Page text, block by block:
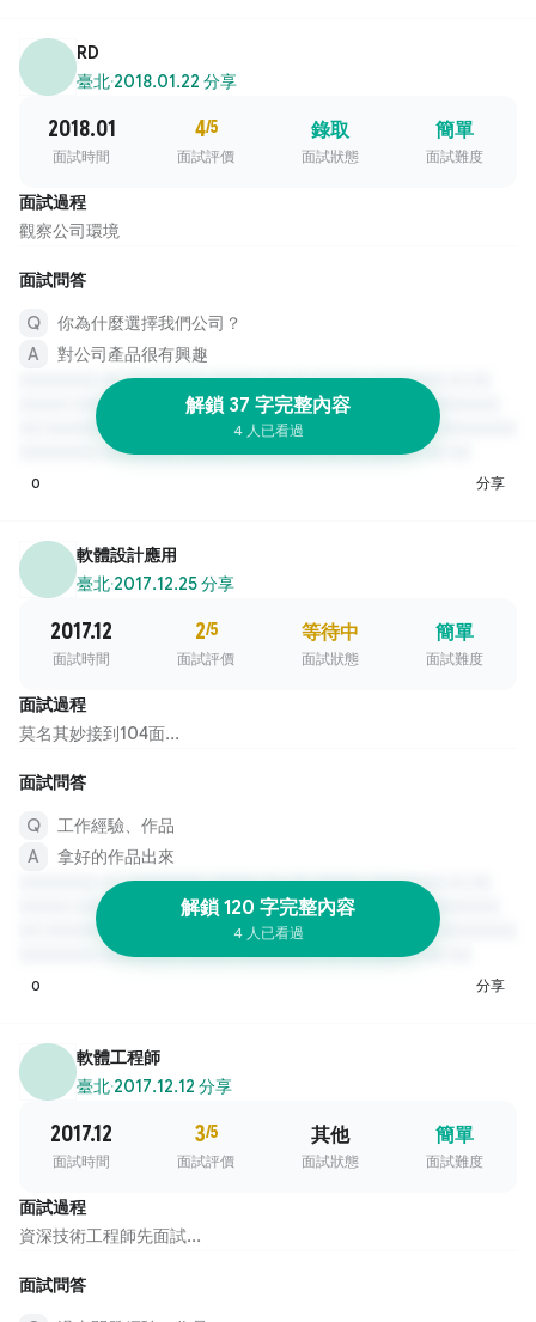
RD
臺北·2018.01.22 分享
2018.01
面試時間
4/5
面試評價
錄取
面試狀態
簡單
面試難度
面試過程
觀察公司環境
面試問答
你為什麼選擇我們公司？
對公司產品很有興趣
解鎖 37 字完整內容
4 人已看過
0 分享
軟體設計應用
臺北·2017.12.25 分享
2017.12
面試時間
2/5
面試評價
等待中
面試狀態
簡單
面試難度
面試過程
莫名其妙接到104面...
面試問答
工作經驗、作品
拿好的作品出來
解鎖 120 字完整內容
4 人已看過
0 分享
軟體工程師
臺北·2017.12.12 分享
2017.12
面試時間
3/5
面試評價
其他
面試狀態
簡單
面試難度
面試過程
資深技術工程師先面試...
面試問答